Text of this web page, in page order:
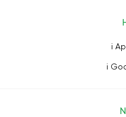
i
i